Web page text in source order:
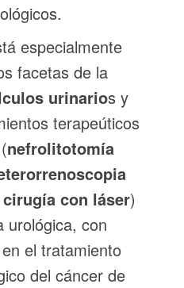
especialmente
facetas de la
urinarios y
terapeúticos
nefrolitotomía
con láser)
urológica, con
el tratamiento
del cáncer de